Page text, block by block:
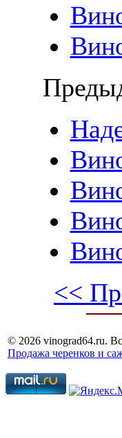
<<
© 2026 vinograd64.ru.
Продажа черенков и